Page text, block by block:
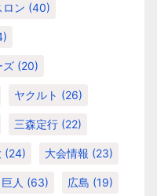
ロン (40)
ズ (20)
ヤクルト (26)
三森定行 (22)
(24) 大会情報 (23)
巨人 (63) 広島 (19)